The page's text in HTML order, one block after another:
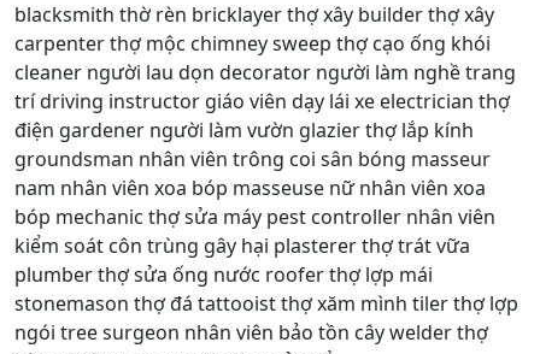
blacksmith thờ rèn bricklayer thợ xây builder thợ xây
carpenter thợ mộc chimney sweep thợ cạo ống khói
cleaner người lau dọn decorator người làm nghề trang
trí driving instructor giáo viên dạy lái xe electrician thợ
điện gardener người làm vườn glazier thợ lắp kính
groundsman nhân viên trông coi sân bóng masseur
nam nhân viên xoa bóp masseuse nữ nhân viên xoa
bóp mechanic thợ sửa máy pest controller nhân viên
kiểm soát côn trùng gây hại plasterer thợ trát vữa
plumber thợ sửa ống nước roofer thợ lợp mái
stonemason thợ đá tattooist thợ xăm mình tiler thợ lợp
ngói tree surgeon nhân viên bảo tồn cây welder thợ